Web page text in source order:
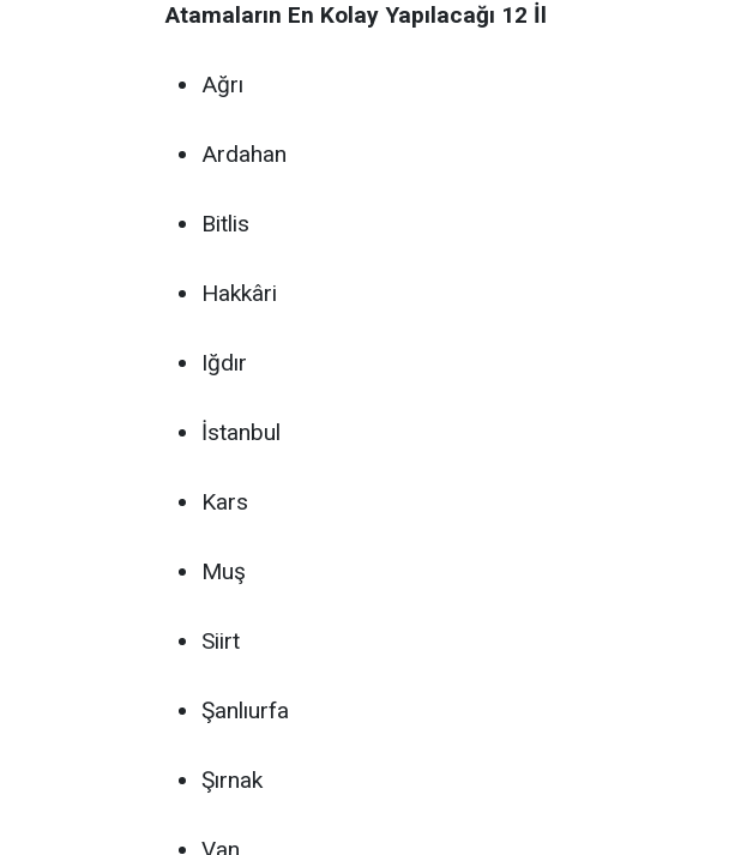
Atamaların En Kolay Yapılacağı 12 İl
Ağrı
Ardahan
Bitlis
Hakkâri
Iğdır
İstanbul
Kars
Muş
Siirt
Şanlıurfa
Şırnak